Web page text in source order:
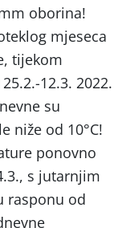
oborina!
mjeseca
tijekom
12.3. 2022.
su
niže od 10°C!
ponovno
s jutarnjim
rasponu od